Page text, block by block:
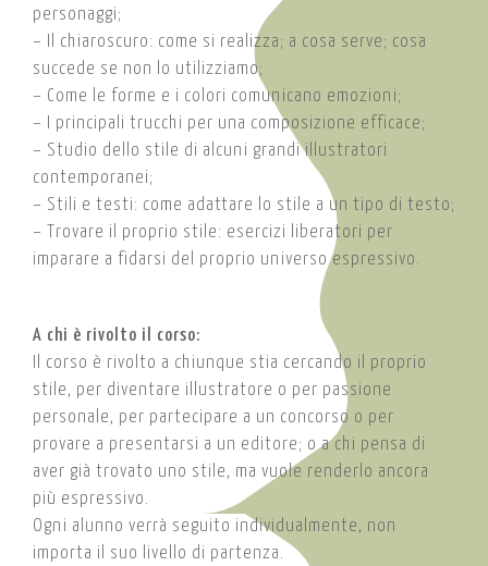
personaggi;
– Il chiaroscuro: come si realizza; a cosa serve; cosa
succede se non lo utilizziamo;
– Come le forme e i colori comunicano emozioni;
– I principali trucchi per una composizione efficace;
– Studio dello stile di alcuni grandi illustratori
contemporanei;
– Stili e testi: come adattare lo stile a un tipo di testo;
– Trovare il proprio stile: esercizi liberatori per
imparare a fidarsi del proprio universo espressivo.
A chi è rivolto il corso:
Il corso è rivolto a chiunque stia cercando il proprio
stile, per diventare illustratore o per passione
personale, per partecipare a un concorso o per
provare a presentarsi a un editore; o a chi pensa di
aver già trovato uno stile, ma vuole renderlo ancora
più espressivo.
Ogni alunno verrà seguito individualmente, non
importa il suo livello di partenza.